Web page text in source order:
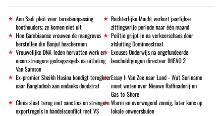
Ann Sadi pleit voor tariefaanpassing
boothouders; ze komen niet uit
Rechterlijke Macht verkort jaarlijkse
zittingsvrije periode naar één maand
Hoe Gambiaanse vrouwen de mangroves
herstellen die Banjul beschermen
Politie grijpt in na verkeerschaos door
afsluiting Domineestraat
Vrouwelijke DNA-leden hervatten werk en
eisen strengere gedragsregels na uitlating
Van Samson
Excuses Onderwijs na ongefundeerde
beschuldigingen directeur IMEAO 2
Ex-premier Sheikh Hasina kondigt terugkeer
naar Bangladesh aan ondanks doodstraf
Essay I: Van Zee naar Land - Wat Suriname
moet weten over Nieuwe Raffinaderij en
Gas-to-Shore
China slaat terug met sancties en strengere
exportregels in handelsconflict met VS
Warm en overwegend zonnig, later kans op
lokale onweersbuien